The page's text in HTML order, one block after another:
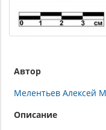
Автор
Мелентьев Алексей
Описание